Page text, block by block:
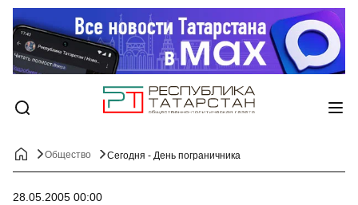
Общество Сегодня - День пограничника
28.05.2005 00:00